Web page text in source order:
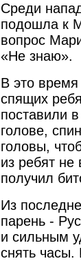
Среди
подошла к
вопрос
«Не знаю».
В это
спящих
поставили
голове,
головы,
из ребят
получил
Из
парень -
и сильным
снять часы.